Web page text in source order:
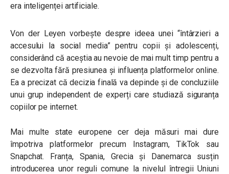
era inteligenței artificiale.
Von der Leyen vorbește despre ideea unei “întârzieri a
accesului la social media” pentru copii și adolescenți,
considerând că aceștia au nevoie de mai mult timp pentru a
se dezvolta fără presiunea și influența platformelor online.
Ea a precizat că decizia finală va depinde și de concluziile
unui grup independent de experți care studiază siguranța
copiilor pe internet.
Mai multe state europene cer deja măsuri mai dure
împotriva platformelor precum Instagram, TikTok sau
Snapchat. Franța, Spania, Grecia și Danemarca susțin
introducerea unor reguli comune la nivelul întregii Uniuni